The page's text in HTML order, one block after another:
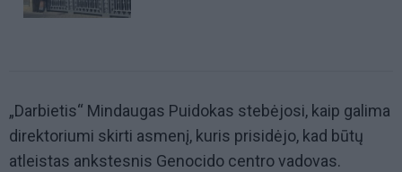
„Darbietis“ Mindaugas Puidokas stebėjosi, kaip galima
direktoriumi skirti asmenį, kuris prisidėjo, kad būtų
atleistas ankstesnis Genocido centro vadovas.